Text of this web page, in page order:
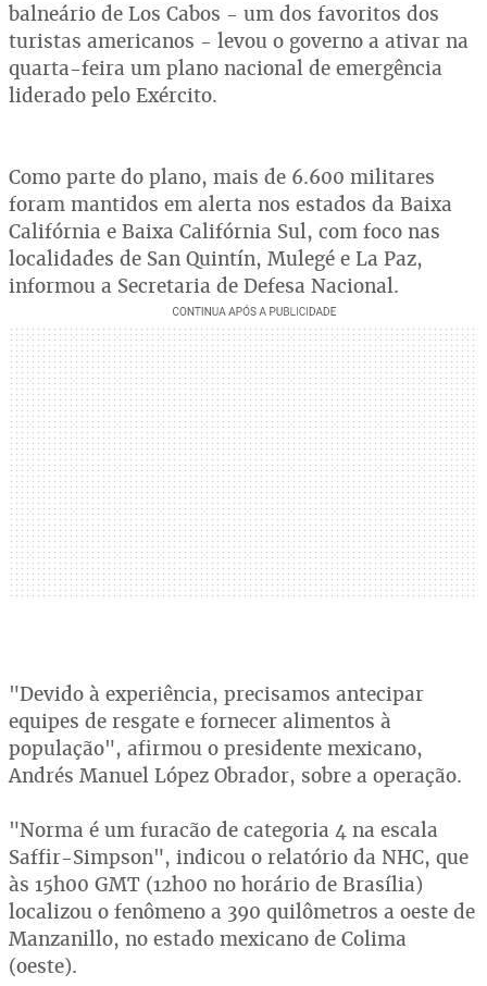
balneário de Los Cabos - um dos favoritos dos
turistas americanos - levou o governo a ativar na
quarta-feira um plano nacional de emergência
liderado pelo Exército.
Como parte do plano, mais de 6.600 militares
foram mantidos em alerta nos estados da Baixa
Califórnia e Baixa Califórnia Sul, com foco nas
localidades de San Quintín, Mulegé e La Paz,
informou a Secretaria de Defesa Nacional.
"Devido à experiência, precisamos antecipar
equipes de resgate e fornecer alimentos à
população", afirmou o presidente mexicano,
Andrés Manuel López Obrador, sobre a operação.
"Norma é um furacão de categoria 4 na escala
Saffir-Simpson", indicou o relatório da NHC, que
às 15h00 GMT (12h00 no horário de Brasília)
localizou o fenômeno a 390 quilômetros a oeste de
Manzanillo, no estado mexicano de Colima
(oeste).